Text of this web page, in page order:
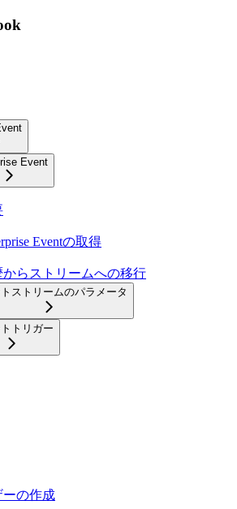
Event
Eventの取得
からストリームへの移行
ストリームのパラメータ
トリガー
ーの作成